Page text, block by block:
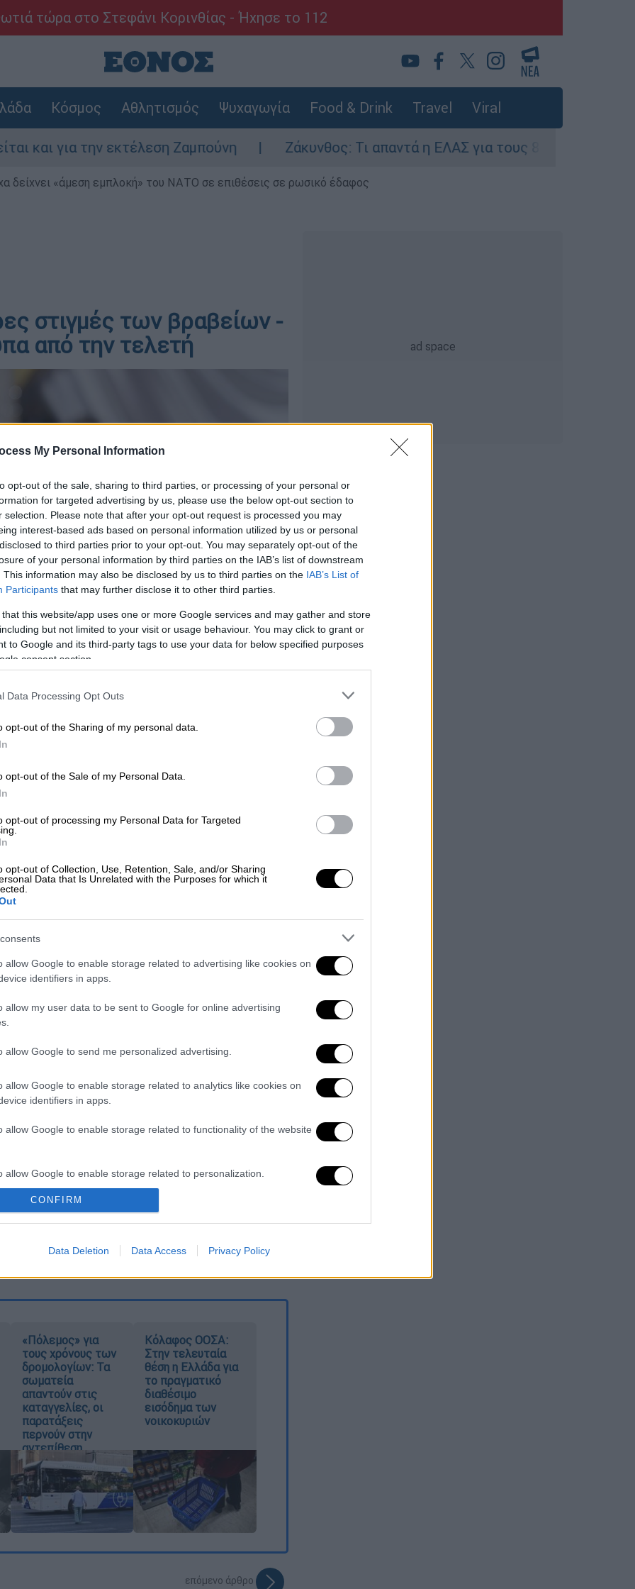
My Personal Information
opt-out of the sale, sharing to third parties, or processing of your personal or
for targeted advertising by us, please use the below opt-out section to
selection. Please note that after your opt-out request is processed you may
interest-based ads based on personal information utilized by us or personal
to third parties prior to your opt-out. You may separately opt-out of the
of your personal information by third parties on the IAB’s list of downstream
This information may also be disclosed by us to third parties on the IAB’s List of
Participants that may further disclose it to other third parties.
that this website/app uses one or more Google services and may gather and store
but not limited to your visit or usage behaviour. You may click to grant or
to Google and its third-party tags to use your data for below specified purposes
consent section.
Data Processing Opt Outs
opt-out of the Sharing of my personal data.
opt-out of the Sale of my Personal Data.
opt-out of processing my Personal Data for Targeted
opt-out of Collection, Use, Retention, Sale, and/or Sharing
Data that Is Unrelated with the Purposes for which it
allow Google to enable storage related to advertising like cookies on
identifiers in apps.
allow my user data to be sent to Google for online advertising
allow Google to send me personalized advertising.
allow Google to enable storage related to analytics like cookies on
identifiers in apps.
allow Google to enable storage related to functionality of the website
allow Google to enable storage related to personalization.
functionality and fraud prevention, and other user protection.
CONFIRM
Data Deletion Data Access Privacy Policy
τώρα στο Στεφάνι Κορινθίας - Ήχησε το 112
Κόσμος Αθλητισμός Ψυχαγωγία Food & Drink Travel Viral
για την εκτέλεση Ζαμπούνη Ζάκυνθος: Τι απαντά η ΕΛΑΣ για τους 8 βιασμούς
δείχνει «άμεση εμπλοκή» του ΝΑΤΟ σε επιθέσεις σε ρωσικό έδαφος
στιγμές των βραβείων -
από την τελετή
το ΕΘΝΟΣ στη Google
φέτος και τα είχαν όλα. Εκπλήξεις,
ερμηνείες έγραψαν την ιστορία
ανάμεσα σε εκείνους που θα
των βραβείων
για τη φετινή τελετή -
θα τραγουδήσουν στη σκηνή
«Εξουσίας του Σκύλου»
σε Ουκρανούς πρόσφυγες
τις πιο χαρακτηριστικές στιγμές της
φακός του
«Πόλεμος» για
τους χρόνους των
δρομολογίων: Τα
σωματεία
απαντούν στις
καταγγελίες, οι
παρατάξεις
περνούν στην
αντεπίθεση
Κόλαφος ΟΟΣΑ:
Στην τελευταία
θέση η Ελλάδα για
το πραγματικό
διαθέσιμο
εισόδημα των
νοικοκυριών
επόμενο άρθρο